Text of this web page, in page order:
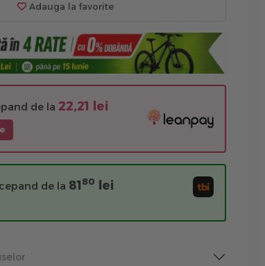
Adauga la favorite
de la 22,21 lei
de la 8180 lei